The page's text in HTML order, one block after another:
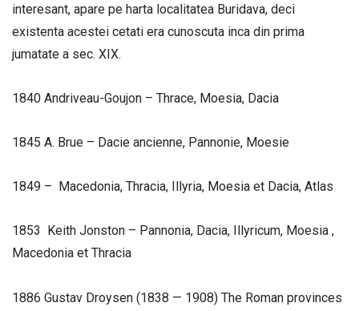
interesant, apare pe harta localitatea Buridava, deci
existenta acestei cetati era cunoscuta inca din prima
jumatate a sec. XIX.
1840 Andriveau-Goujon – Thrace, Moesia, Dacia
1845 A. Brue – Dacie ancienne, Pannonie, Moesie
1849 – Macedonia, Thracia, Illyria, Moesia et Dacia, Atlas
1853 Keith Jonston – Pannonia, Dacia, Illyricum, Moesia ,
Macedonia et Thracia
1886 Gustav Droysen (1838 — 1908) The Roman provinces